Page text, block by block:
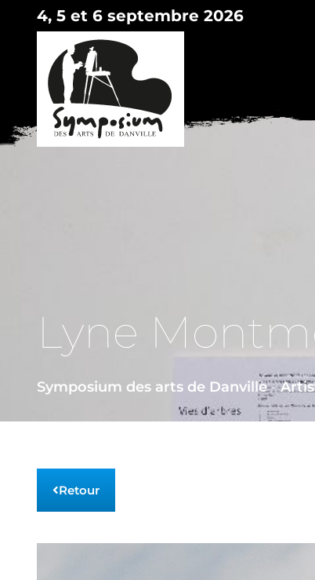
4, 5 et 6 septembre 2026
Lyne
Symposium des arts de Danville-
Retour